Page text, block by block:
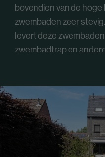
bovendien van de hoge
zwembaden zeer
levert deze
zwembadtrap en